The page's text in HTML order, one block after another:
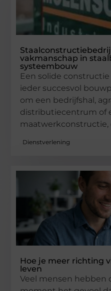
vakmanschap in
systeembouw
Een solide
ieder succesvol
om een bedrijfshal,
distributiecentrum of
Dienstverlening
Hoe je meer richting
leven
Veel mensen hebben